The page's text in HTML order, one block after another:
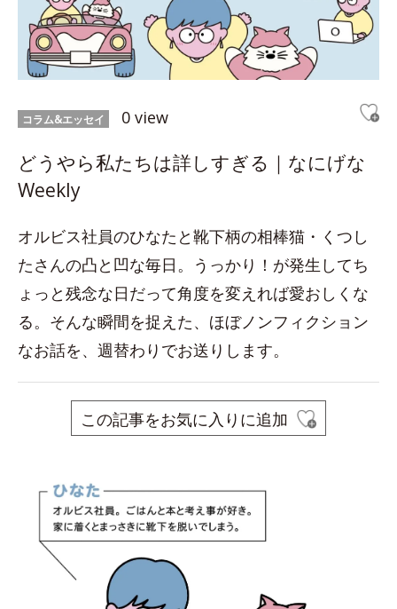
コラム&エッセイ 0 view
どうやら私たちは詳しすぎる｜なにげな
Weekly
オルビス社員のひなたと靴下柄の相棒猫・くつし
たさんの凸と凹な毎日。うっかり！が発生してち
ょっと残念な日だって角度を変えれば愛おしくな
る。そんな瞬間を捉えた、ほぼノンフィクション
なお話を、週替わりでお送りします。
この記事をお気に入りに追加